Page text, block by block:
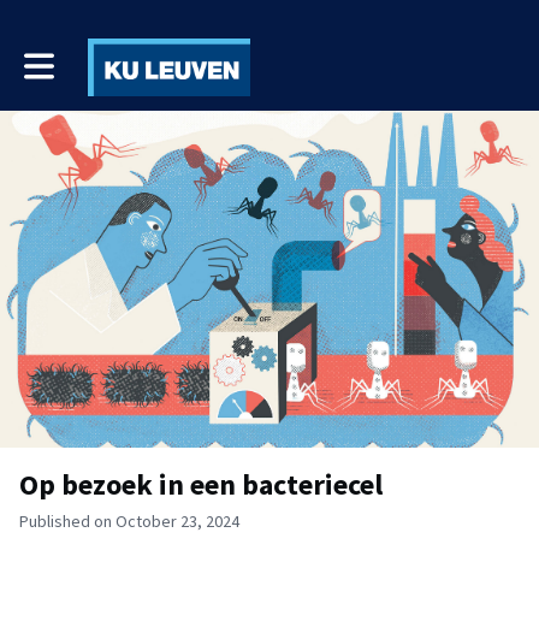
Toggle main navigation
Op bezoek in een bacteriecel
Published on October 23, 2024